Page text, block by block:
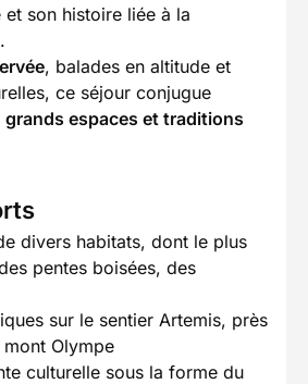
et son histoire liée à la
, balades en altitude et
ce séjour conjugue
grands espaces et traditions
divers habitats, dont le plus
pentes boisées, des
sur le sentier Artemis, près
Olympe
culturelle sous la forme du